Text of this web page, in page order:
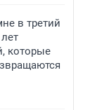
в третий
которые